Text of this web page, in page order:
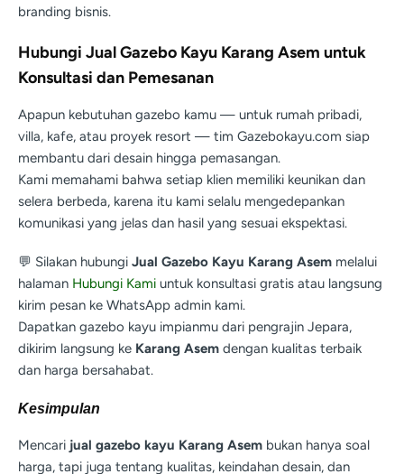
branding bisnis.
Hubungi Jual Gazebo Kayu Karang Asem untuk
Konsultasi dan Pemesanan
Apapun kebutuhan gazebo kamu — untuk rumah pribadi,
villa, kafe, atau proyek resort — tim Gazebokayu.com siap
membantu dari desain hingga pemasangan.
Kami memahami bahwa setiap klien memiliki keunikan dan
selera berbeda, karena itu kami selalu mengedepankan
komunikasi yang jelas dan hasil yang sesuai ekspektasi.
💬 Silakan hubungi Jual Gazebo Kayu Karang Asem melalui
halaman Hubungi Kami untuk konsultasi gratis atau langsung
kirim pesan ke WhatsApp admin kami.
Dapatkan gazebo kayu impianmu dari pengrajin Jepara,
dikirim langsung ke Karang Asem dengan kualitas terbaik
dan harga bersahabat.
Kesimpulan
Mencari jual gazebo kayu Karang Asem bukan hanya soal
harga, tapi juga tentang kualitas, keindahan desain, dan